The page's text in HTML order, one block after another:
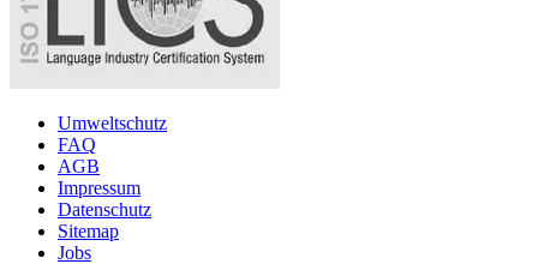
Umweltschutz
FAQ
AGB
Impressum
Datenschutz
Sitemap
Jobs